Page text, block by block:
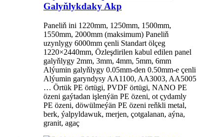
Galyňlykdaky Akp
Paneliň ini 1220mm, 1250mm, 1500mm,
1550mm, 2000mm (maksimum) Paneliň
uzynlygy 6000mm çenli Standart ölçeg
1220×2440mm, Özleşdirilen kabul edilen panel
galyňlygy 2mm, 3mm, 4mm, 5mm, 6mm
Alýumin galyňlygy 0.05mm-den 0.50mm-e çenli
Alýumin garyndysy AA1100, AA3003, AA5005
… Örtük PE örtügi, PVDF örtügi, NANO PE
özeni gaýtadan işlenýän PE özeni, ot çydamly
PE özeni, döwülmeýän PE özeni reňkli metal,
berk, ýalpyldawuk, merjen, çotgalanan, aýna,
granit, agaç